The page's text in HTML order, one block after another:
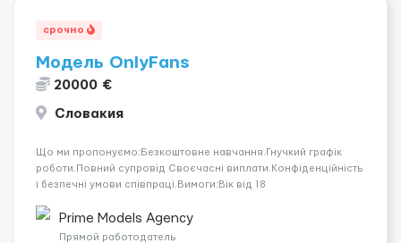
срочно
Модель OnlyFans
20000 €
Словакия
Що ми пропонуємо:Безкоштовне навчання.Гнучкий графік
роботи.Повний супровід Своєчасні виплати.Конфіденційність
і безпечні умови співпраці.Вимоги:Вік від 18
розвиватися.Досвід не обов’язковий.Якщо вас зацікавила
вакансія — залишайте відгук, і ми зв’яжемося ...
Prime Models Agency
Прямой работодатель